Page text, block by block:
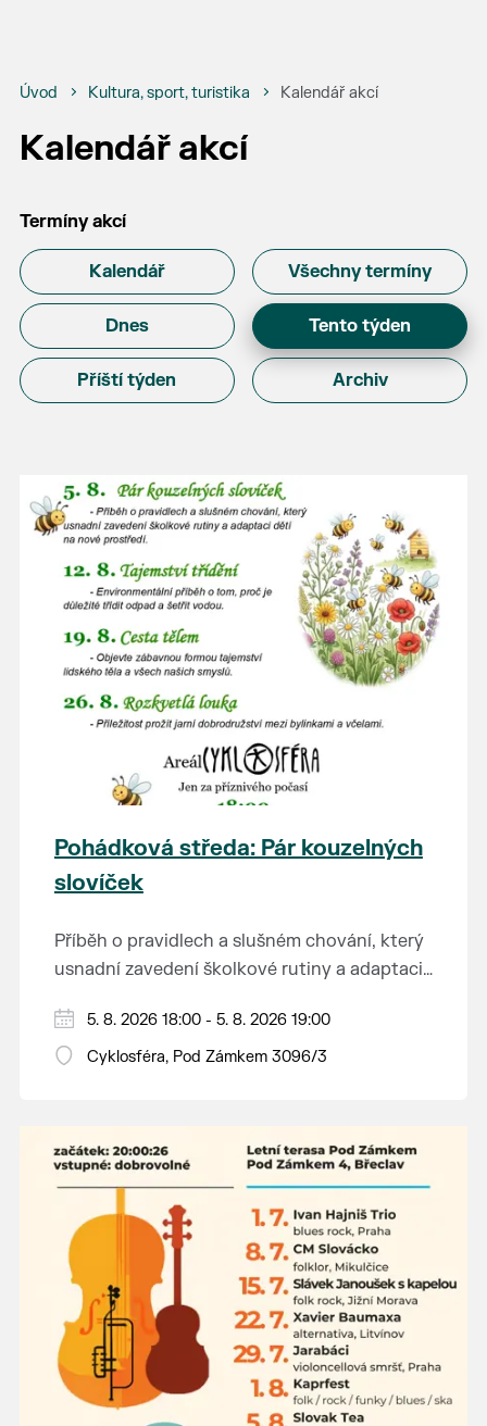
Úvod Kultura, sport, turistika Kalendář akcí
Kalendář akcí
Termíny akcí
Kalendář Všechny termíny
Dnes Tento týden
Příští týden Archiv
Pohádková středa: Pár kouzelných
slovíček
Příběh o pravidlech a slušném chování, který
usnadní zavedení školkové rutiny a adaptaci
Hraje se jen za příznivého počasí.
Vstupné dobrovolné.
5. 8. 2026 18:00 - 5. 8. 2026 19:00
Cyklosféra, Pod Zámkem 3096/3